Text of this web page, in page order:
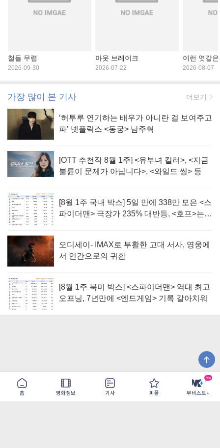
홈 영화정보 기사 피플 무비스트+
철들 무렵
2026-09-30
아웃 브레이크
2026-07-22
이런 엿같
2026-08-07
가장 많이 본 기사 더보기
‘허투루 연기하는 배우가 아니란 걸 보여주고
파’ 넷플릭스 <동궁> 남주혁
[OTT 추천작 8월 1주] <유부녀 킬러>, <지금
불륜이 문제가 아닙니다>, <와일드 씽> 등
[8월 1주 국내 박스] 5일 만에 338만 모은 <스
파이더맨> 극장가 235% 대반등, <호프>는
오디세이- IMAX로 부활한 고대 서사, 영웅에
서 인간으로의 귀환
[8월 1주 북미 박스] <스파이더맨> 역대 최고
오프닝, 7년만에 <엔드게임> 기록 갈아치워